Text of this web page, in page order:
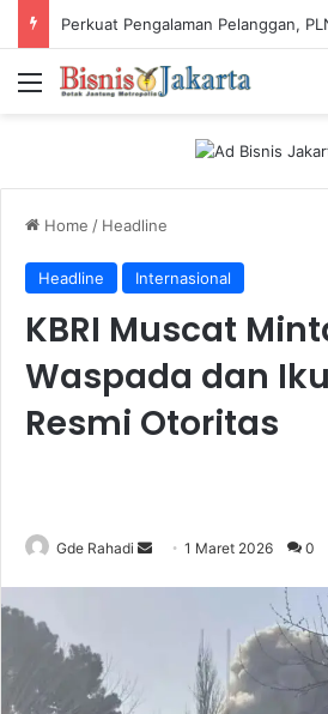
Menu
Home / Headline
Headline Internasional
KBRI Muscat
Waspada dan
Resmi Otoritas
Gde Rahadi 1 Maret 2026 0